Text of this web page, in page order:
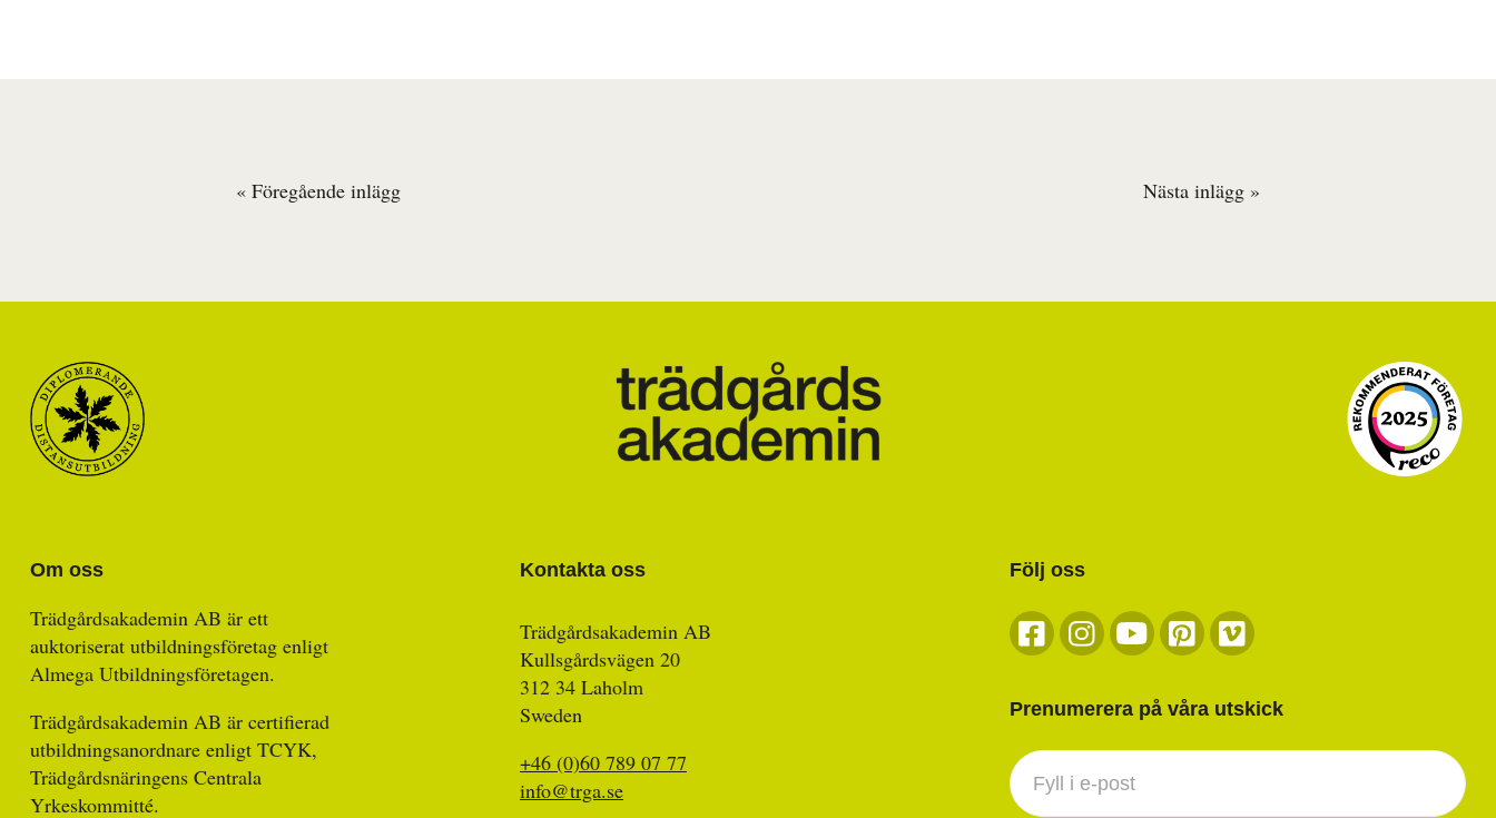
« Föregående inlägg Nästa inlägg »
Om oss
Trädgårdsakademin AB är ett
auktoriserat utbildningsföretag enligt
Almega Utbildningsföretagen.
Trädgårdsakademin AB är certifierad
utbildningsanordnare enligt TCYK,
Trädgårdsnäringens Centrala
Yrkeskommitté.
Kontakta oss
Trädgårdsakademin AB
Kullsgårdsvägen 20
312 34 Laholm
Sweden
+46 (0)60 789 07 77
info@trga.se
Följ oss
Prenumerera på våra utskick
Nyhetsbrev
footer